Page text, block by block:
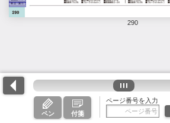
290
ペン 付箋
ページ番号を入力